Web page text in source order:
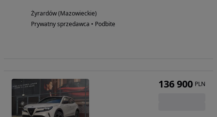
Żyrardów (Mazowieckie)
Prywatny sprzedawca • Podbite
136 900 PLN